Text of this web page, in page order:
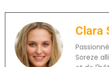
Clara
Soreze